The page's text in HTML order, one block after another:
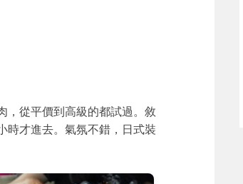
，從平價到高級的都試過。敘
時才進去。氣氛不錯，日式裝